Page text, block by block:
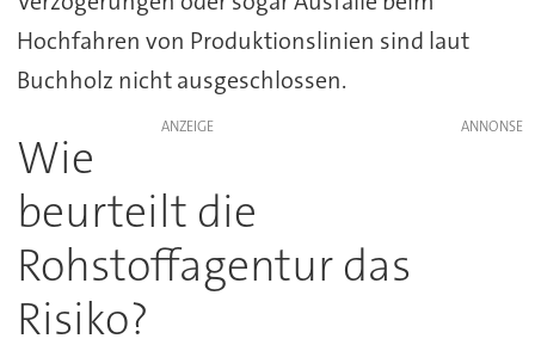
Hochfahren von Produktionslinien sind laut
Buchholz nicht ausgeschlossen.
ANZEIGE
Wie
beurteilt die
Rohstoffagentur das
Risiko?